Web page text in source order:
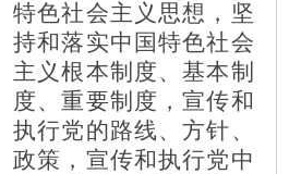
特色社会主义思想，坚
持和落实中国特色社会
主义根本制度、基本制
度、重要制度，宣传和
执行党的路线、方针、
政策，宣传和执行党中